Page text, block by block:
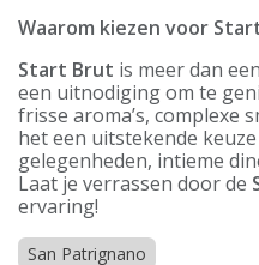
Waarom kiezen voor
Start Brut is meer dan
een uitnodiging om te
frisse aroma’s, complexe
het een uitstekende
gelegenheden, intieme
Laat je verrassen door de
ervaring!
San Patrignano